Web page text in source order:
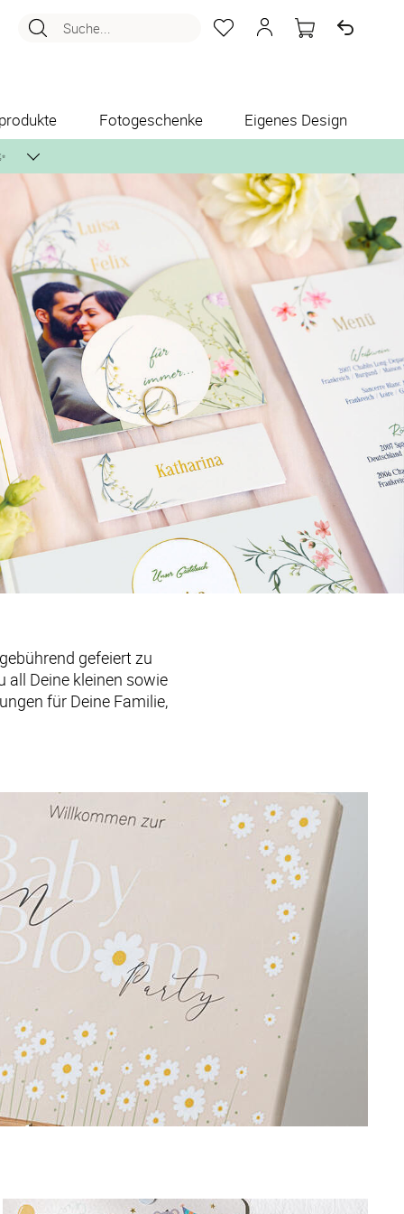
Suche...
Fotogeschenke Eigenes Design
per Post zusenden.
gefeiert zu
all Deine kleinen sowie
für Deine Familie,